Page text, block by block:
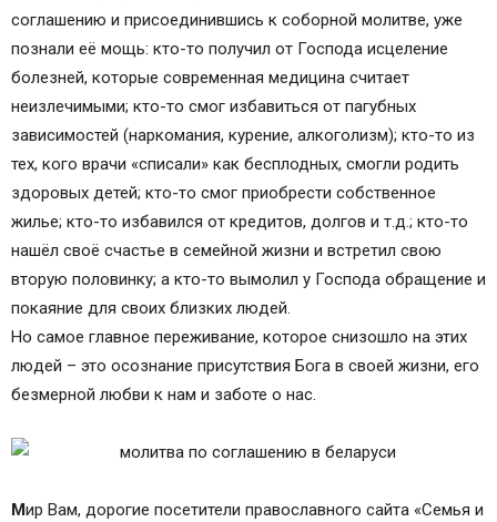
соглашению и присоединившись к соборной молитве, уже
познали её мощь: кто-то получил от Господа исцеление
болезней, которые современная медицина считает
неизлечимыми; кто-то смог избавиться от пагубных
зависимостей (наркомания, курение, алкоголизм); кто-то из
тех, кого врачи «списали» как бесплодных, смогли родить
здоровых детей; кто-то смог приобрести собственное
жилье; кто-то избавился от кредитов, долгов и т.д.; кто-то
нашёл своё счастье в семейной жизни и встретил свою
вторую половинку; а кто-то вымолил у Господа обращение и
покаяние для своих близких людей.
Но самое главное переживание, которое снизошло на этих
людей – это осознание присутствия Бога в своей жизни, его
безмерной любви к нам и заботе о нас.
Мир Вам, дорогие посетители православного сайта «Семья и